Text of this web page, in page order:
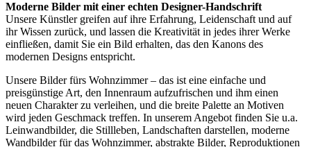
Moderne Bilder mit einer echten Designer-Handschrift
Unsere Künstler greifen auf ihre Erfahrung, Leidenschaft und auf
ihr Wissen zurück, und lassen die Kreativität in jedes ihrer Werke
einfließen, damit Sie ein Bild erhalten, das den Kanons des
modernen Designs entspricht.
Unsere Bilder fürs Wohnzimmer – das ist eine einfache und
preisgünstige Art, den Innenraum aufzufrischen und ihm einen
neuen Charakter zu verleihen, und die breite Palette an Motiven
wird jeden Geschmack treffen. In unserem Angebot finden Sie u.a.
Leinwandbilder, die Stillleben, Landschaften darstellen, moderne
Wandbilder für das Wohnzimmer, abstrakte Bilder, Reproduktionen